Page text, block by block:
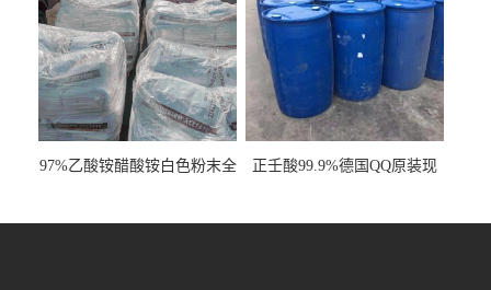
97%乙酸铵醋酸铵白色粉末全
正壬酸99.9%德国QQ原装现